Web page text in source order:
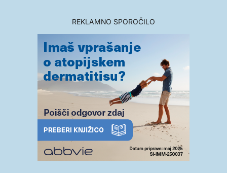
REKLAMNO SPOROČILO